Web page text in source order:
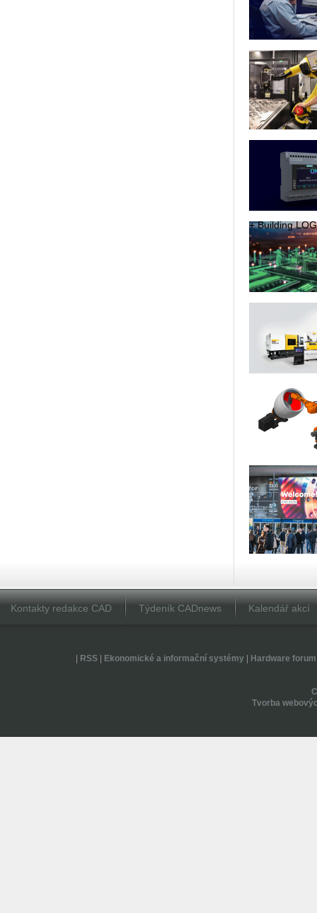
+ Bu­il­ding
Kontakty redakce CAD Týdeník CADnews Kalendář akcí
RSS| Ekonomické a informační systémy| Hardware forum
Tvorba